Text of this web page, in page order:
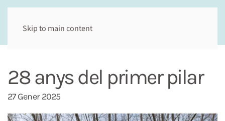
Skip to main content
28 anys del primer pilar
27 Gener 2025